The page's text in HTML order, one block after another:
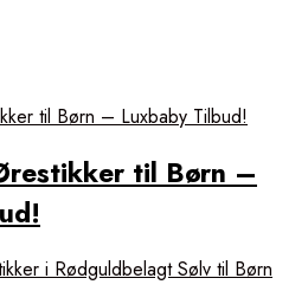
til Børn –